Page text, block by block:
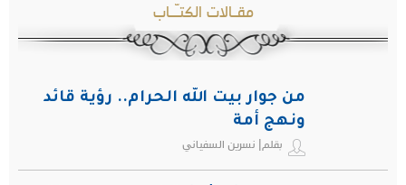
مقـالات الكتـّـاب
من جوار بيت الله الحرام.. رؤية قائد
ونهج أمة
بقلم| نسرين السفياني